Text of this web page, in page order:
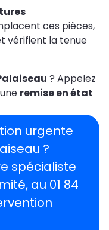
ces pièces,
vérifient la tenue
? Appelez
remise en état
urgente
?
spécialiste
au 01 84